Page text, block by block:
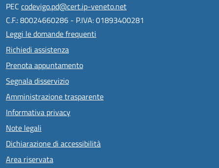
PEC codevigo.pd@cert.ip-veneto.net
C.F.: 80024660286 - P.IVA: 01893400281
Leggi le domande frequenti
Richiedi assistenza
Prenota appuntamento
Segnala disservizio
Amministrazione trasparente
Informativa privacy
Note legali
Dichiarazione di accessibilità
Area riservata